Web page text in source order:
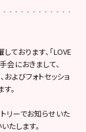
ております、「LOVE
におきまして、
よびフォトセッショ
。
リーでお知らせいた
たします。